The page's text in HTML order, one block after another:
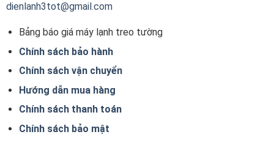
dienlanh3tot@gmail.com
Bảng báo giá máy lạnh treo tường
Chính sách bảo hành
Chính sách vận chuyển
Hướng dẫn mua hàng
Chính sách thanh toán
Chính sách bảo mật